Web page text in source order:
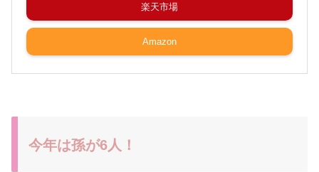
楽天市場
Amazon
今年は孫が6人！